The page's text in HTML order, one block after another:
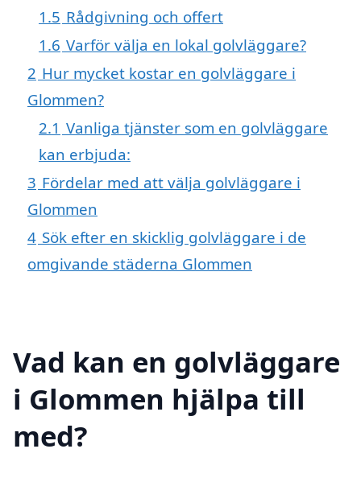
1.5 Rådgivning och offert
1.6 Varför välja en lokal golvläggare?
2 Hur mycket kostar en golvläggare i
Glommen?
2.1 Vanliga tjänster som en golvläggare
kan erbjuda:
3 Fördelar med att välja golvläggare i
Glommen
4 Sök efter en skicklig golvläggare i de
omgivande städerna Glommen
Vad kan en golvläggare
i Glommen hjälpa till
med?